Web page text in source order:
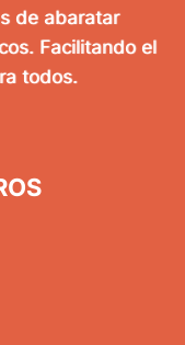
de abaratar
Facilitando el
todos.